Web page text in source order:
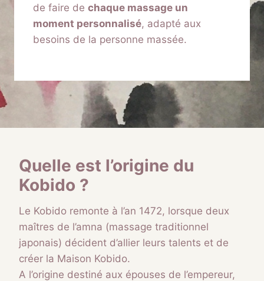
de faire de chaque massage un
moment personnalisé, adapté aux
besoins de la personne massée.
Quelle est l’origine du
Kobido ?
Le Kobido remonte à l’an 1472, lorsque deux
maîtres de l’amna (massage traditionnel
japonais) décident d’allier leurs talents et de
créer la Maison Kobido.
A l’origine destiné aux épouses de l’empereur,